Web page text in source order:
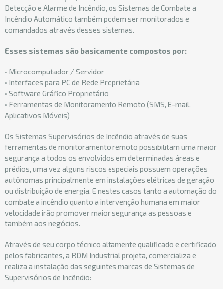
Detecção e Alarme de Incêndio, os Sistemas de Combate a
Incêndio Automático também podem ser monitorados e
comandados através desses sistemas.
Esses sistemas são basicamente compostos por:
• Microcomputador / Servidor
• Interfaces para PC de Rede Proprietária
• Software Gráfico Proprietário
• Ferramentas de Monitoramento Remoto (SMS, E-mail,
Aplicativos Móveis)
Os Sistemas Supervisórios de Incêndio através de suas
ferramentas de monitoramento remoto possibilitam uma maior
segurança a todos os envolvidos em determinadas áreas e
prédios, uma vez alguns riscos especiais possuem operações
autônomas principalmente em instalações elétricas de geração
ou distribuição de energia. E nestes casos tanto a automação do
combate a incêndio quanto a intervenção humana em maior
velocidade irão promover maior segurança as pessoas e
também aos negócios.
Através de seu corpo técnico altamente qualificado e certificado
pelos fabricantes, a RDM Industrial projeta, comercializa e
realiza a instalação das seguintes marcas de Sistemas de
Supervisórios de Incêndio: